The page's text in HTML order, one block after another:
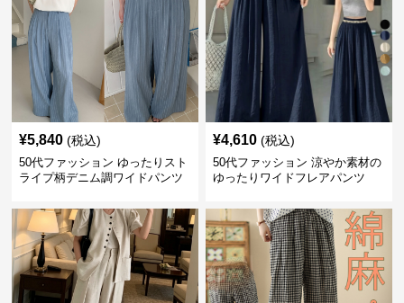
¥5,840 (税込)
50代ファッション ゆったりスト
ライプ柄デニム調ワイドパンツ
¥4,610 (税込)
50代ファッション 涼やか素材の
ゆったりワイドフレアパンツ